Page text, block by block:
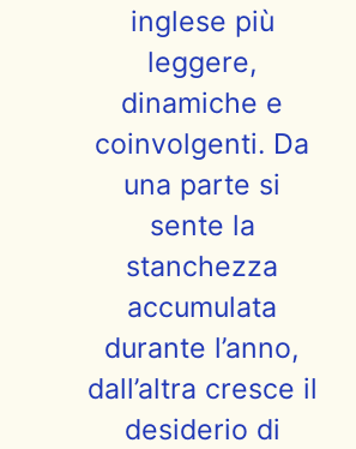
inglese più
leggere,
dinamiche e
coinvolgenti. Da
una parte si
sente la
stanchezza
accumulata
durante l’anno,
dall’altra cresce il
desiderio di